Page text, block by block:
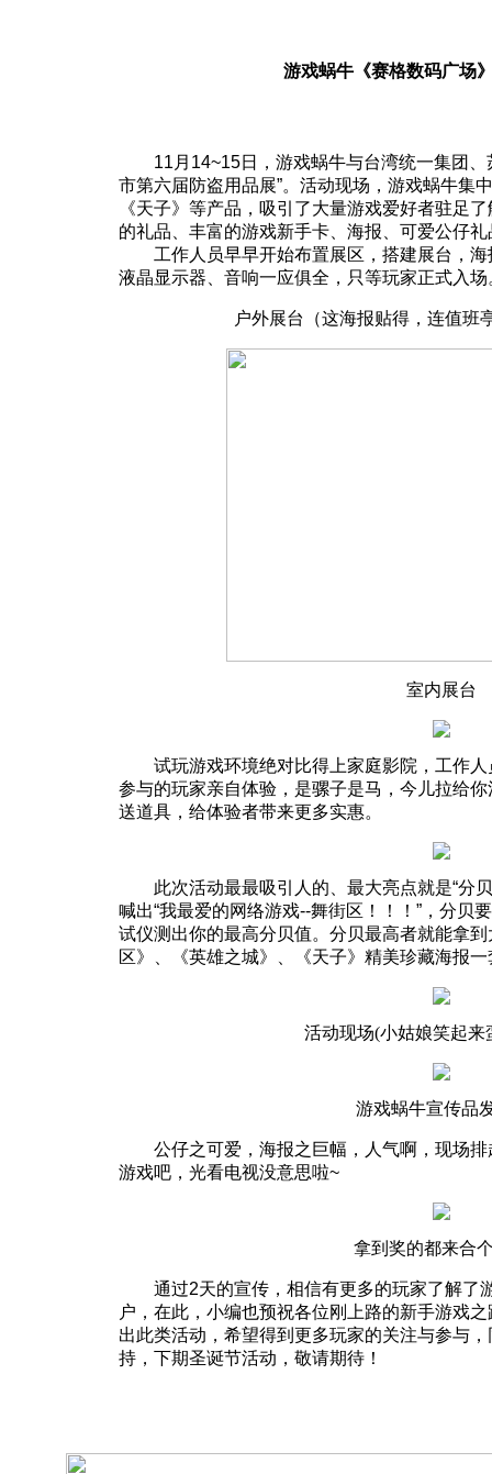
游戏蜗牛《赛格数码广场
11月14~15日，游戏蜗牛与台湾统一集团、
市第六届防盗用品展”。活动现场，游戏蜗牛集
《天子》等产品，吸引了大量游戏爱好者驻足
的礼品、丰富的游戏新手卡、海报、可爱公仔
工作人员早早开始布置展区，搭建展台，海
液晶显示器、音响一应俱全，只等玩家正式入场
户外展台（这海报贴得，连值班
室内展台
试玩游戏环境绝对比得上家庭影院，工作人
参与的玩家亲自体验，是骡子是马，今儿拉给
送道具，给体验者带来更多实惠。
此次活动最最吸引人的、最大亮点就是“分贝
喊出“我最爱的网络游戏--舞街区！！！”，分贝
试仪测出你的最高分贝值。分贝最高者就能拿
区》、《英雄之城》、《天子》精美珍藏海报一
活动现场(小姑娘笑起来
游戏蜗牛宣传品
公仔之可爱，海报之巨幅，人气啊，现场
游戏吧，光看电视没意思啦~
拿到奖的都来合
通过2天的宣传，相信有更多的玩家了解了
户，在此，小编也预祝各位刚上路的新手游戏
出此类活动，希望得到更多玩家的关注与参与
持，下期圣诞节活动，敬请期待！